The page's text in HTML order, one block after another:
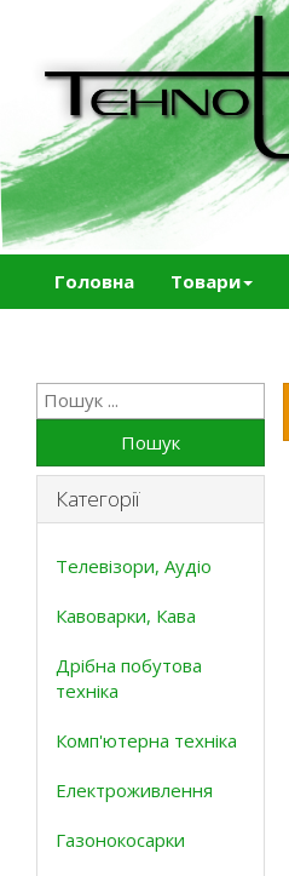
Головна Товари
Пошук
Категорії
Телевізори, Аудіо
Кавоварки, Кава
Дрібна побутова
техніка
Комп'ютерна техніка
Електроживлення
Газонокосарки